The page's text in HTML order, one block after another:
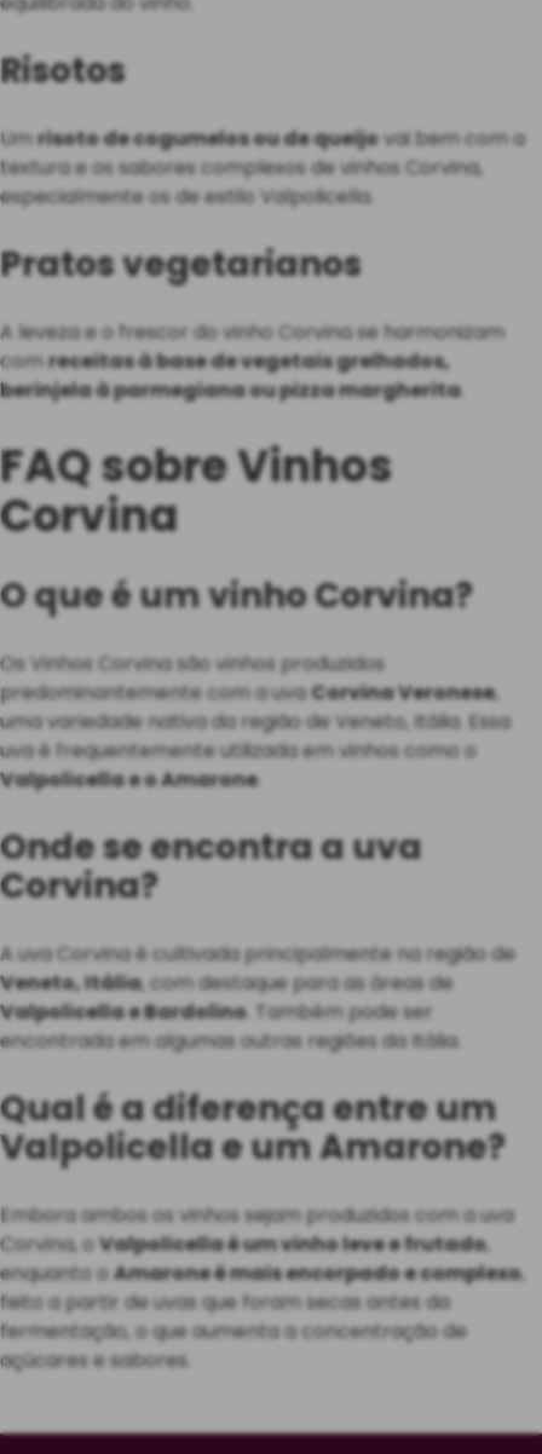
Risotos
Umrisoto de cogumelos ou de queijo vai bem com a
textura e os sabores complexos de vinhos Corvina,
especialmente os de estilo Valpolicella.
Pratos vegetarianos
A leveza e o frescor do vinho Corvina se harmonizam
comreceitas à base de vegetais grelhados,
berinjela à parmegiana ou pizza margherita.
FAQ sobre Vinhos
Corvina
O que é um vinho Corvina?
Os Vinhos Corvina são vinhos produzidos
predominantemente com a uvaCorvina Veronese,
uma variedade nativa da região de Veneto, Itália. Essa
uva é frequentemente utilizada em vinhos como o
Valpolicella e o Amarone.
Onde se encontra a uva
Corvina?
A uva Corvina é cultivada principalmente na região de
Veneto, Itália, com destaque para as áreas de
Valpolicella e Bardolino. Também pode ser
encontrada em algumas outras regiões da Itália.
Qual é a diferença entre um
Valpolicella e um Amarone?
Embora ambos os vinhos sejam produzidos com a uva
Corvina, oValpolicella é um vinho leve e frutado,
enquanto oAmarone é mais encorpado e complexo,
feito a partir de uvas que foram secas antes da
fermentação, o que aumenta a concentração de
açúcares e sabores.